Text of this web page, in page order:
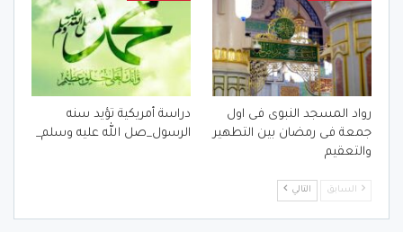
رواد المسجد النبوى فى اول
جمعة فى رمضان بين التطهير
والتعقيم
دراسة أمريكية تؤيد سنه
الرسول_صل الله عليه وسلم_
السابق التالي